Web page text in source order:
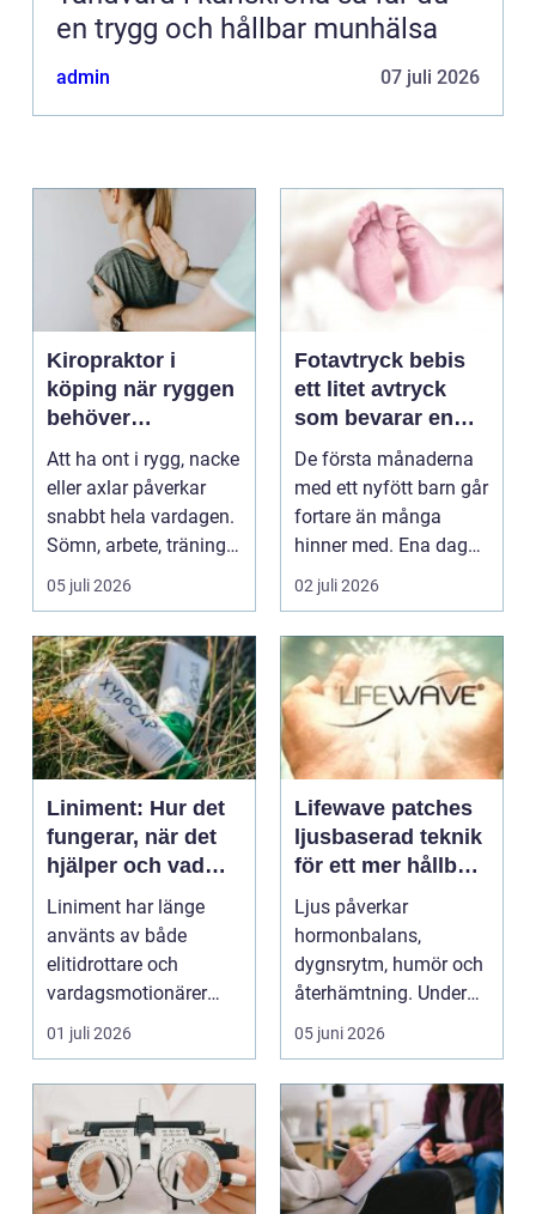
en trygg och hållbar munhälsa
admin 07 juli 2026
Kiropraktor i
köping när ryggen
behöver
professionell hjälp
Att ha ont i rygg, nacke
eller axlar påverkar
snabbt hela vardagen.
Sömn, arbete, träning
och humör ...
05 juli 2026
Fotavtryck bebis
ett litet avtryck
som bevarar en
stor stund
De första månaderna
med ett nyfött barn går
fortare än många
hinner med. Ena dagen
ryms hela foten i...
02 juli 2026
Liniment: Hur det
fungerar, när det
hjälper och vad
man bör tänka på
Liniment har länge
använts av både
elitidrottare och
vardagsmotionärer
för...
01 juli 2026
Lifewave patches
ljusbaserad teknik
för ett mer hållbart
välbefinnande
Ljus påverkar
hormonbalans,
dygnsrytm, humör och
återhämtning. Under
senare år har en ny typ
av prod...
05 juni 2026